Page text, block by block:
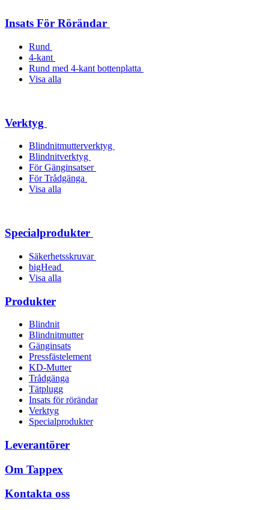
Insats För Rörändar
Rund
4-kant
Rund med 4-kant bottenplatta
Visa alla
Verktyg
Blindnitmutterverktyg
Blindnitverktyg
För Gänginsatser
För Trådgänga
Visa alla
Specialprodukter
Säkerhetsskruvar
bigHead
Visa alla
Produkter
Blindnit
Blindnitmutter
Gänginsats
Pressfästelement
KD-Mutter
Trådgänga
Tätplugg
Insats för rörändar
Verktyg
Specialprodukter
Leverantörer
Om Tappex
Kontakta oss